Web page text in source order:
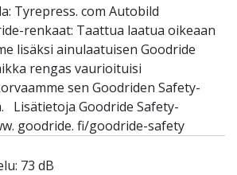
Tyrepress. com Autobild
renkaat: Taattua laatua oikeaan
lisäksi ainulaatuisen Goodride
rengas vaurioituisi
sen Goodriden Safety-
Lisätietoja Goodride Safety-
goodride. fi/goodride-safety
73 dB